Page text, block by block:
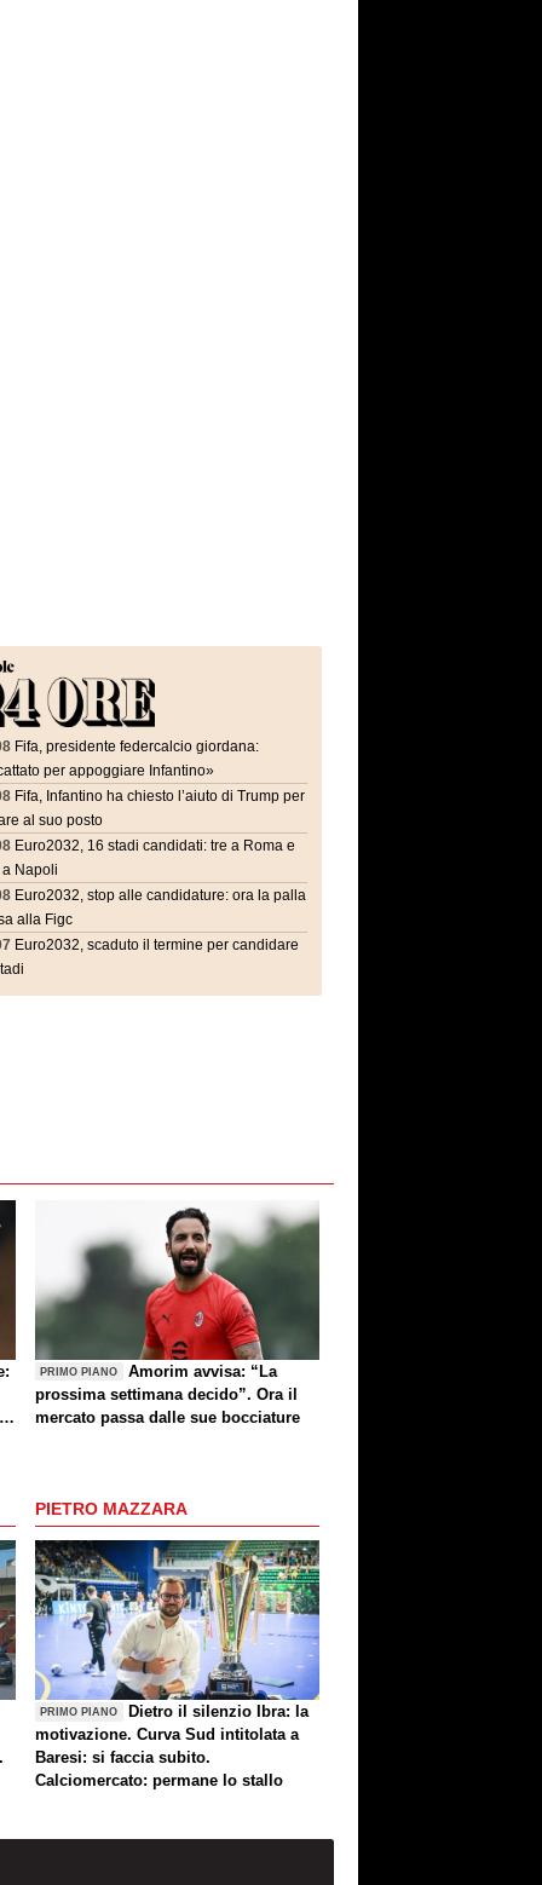
Fifa, presidente federcalcio giordana:
per appoggiare Infantino»
Fifa, Infantino ha chiesto l’aiuto di Trump per
al suo posto
Euro2032, 16 stadi candidati: tre a Roma e
Napoli
Euro2032, stop alle candidature: ora la palla
alla Figc
Euro2032, scaduto il termine per candidare
PRIMO PIANO
Amorim avvisa: “La
prossima settimana decido”. Ora il
mercato passa dalle sue bocciature
PIETRO MAZZARA
PRIMO PIANO
Dietro il silenzio Ibra: la
motivazione. Curva Sud intitolata a
Baresi: si faccia subito.
Calciomercato: permane lo stallo